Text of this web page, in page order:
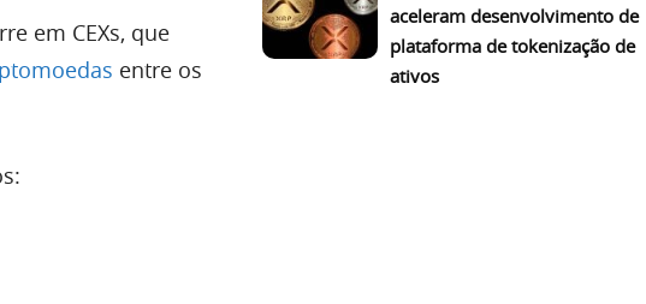
em CEXs, que
entre os
aceleram desenvolvimento de
plataforma de tokenização de
ativos